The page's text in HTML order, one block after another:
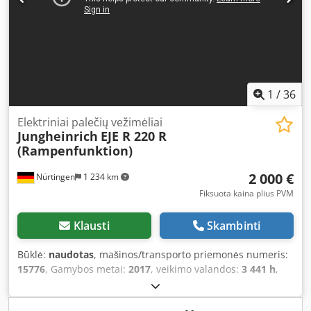
1 /36
Nürtingen 1 234 km
Elektriniai palečių vežimėliai
Jungheinrich EJE R 220 R
(Rampenfunktion)
2 000 €
Fiksuota kaina plius PVM
Klausti Skambinti
Būklė: naudotas, mašinos/transporto priemonės numeris:
15776, Gamybos metai: 2017, veikimo valandos: 3 441 h,
, apkrovos centras:
tipas:elektrinis, stiebo tipas:kitas, statybinis aukštis: